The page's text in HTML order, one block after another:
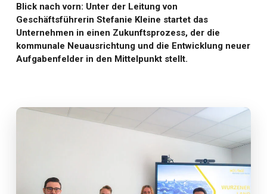
Blick nach vorn: Unter der Leitung von
Geschäftsführerin Stefanie Kleine startet das
Unternehmen in einen Zukunftsprozess, der die
kommunale Neuausrichtung und die Entwicklung neuer
Aufgabenfelder in den Mittelpunkt stellt.